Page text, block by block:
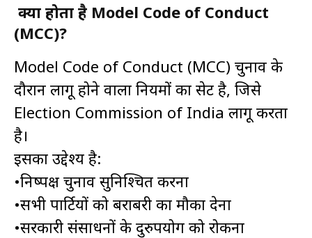
क्या होता है Model Code of Conduct
(MCC)?
Model Code of Conduct (MCC) चुनाव के
दौरान लागू होने वाला नियमों का सेट है, जिसे
Election Commission of India लागू करता
है।
इसका उद्देश्य है:
•निष्पक्ष चुनाव सुनिश्चित करना
•सभी पार्टियों को बराबरी का मौका देना
•सरकारी संसाधनों के दुरुपयोग को रोकना